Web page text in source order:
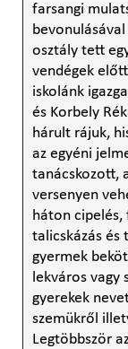
farsangi
osztály tett
vendégek
iskolánk
és Korbely
hárult rájuk,
az egyéni
tanácskozott,
versenyen
háton cipelés,
talicskázás és
gyermek
lekváros vagy
gyerekek
szemükről
Legtöbbször